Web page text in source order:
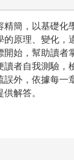
精簡，以基礎化
原理、變化，
，幫助讀者掌
者自我測驗，
，依據每一章
解答。